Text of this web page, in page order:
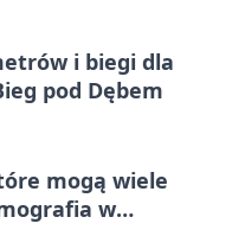
i biegi dla
pod Dębem
mogą wiele
w